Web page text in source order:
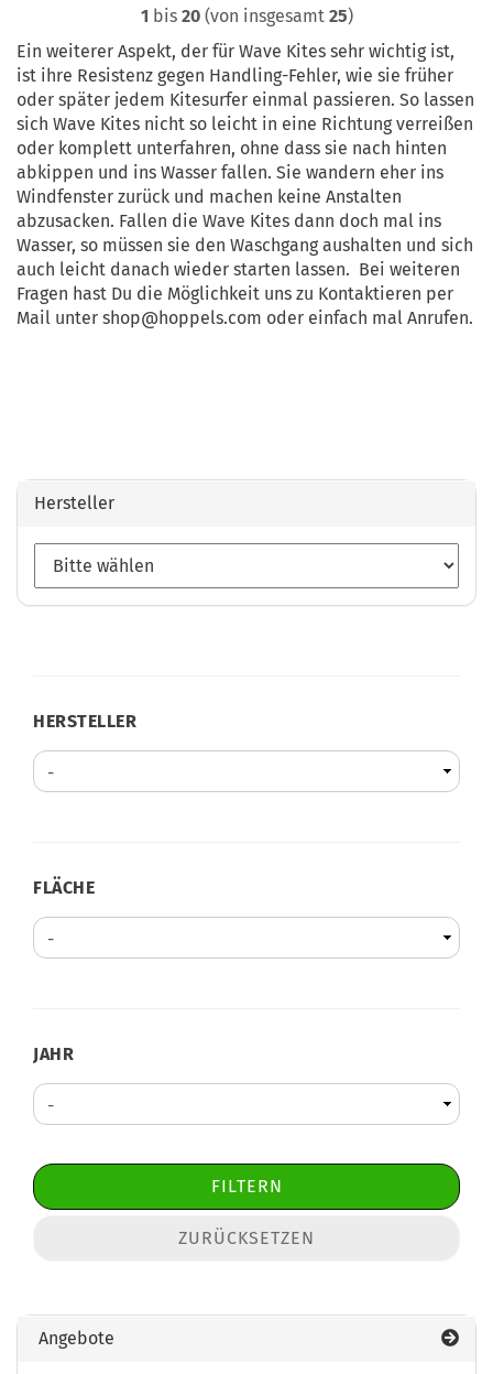
1 bis 20(von insgesamt 25)
Ein weiterer Aspekt, der für Wave Kites sehr wichtig ist,
ist ihre Resistenz gegen Handling-Fehler, wie sie früher
oder später jedem Kitesurfer einmal passieren. So lassen
sich Wave Kites nicht so leicht in eine Richtung verreißen
oder komplett unterfahren, ohne dass sie nach hinten
abkippen und ins Wasser fallen. Sie wandern eher ins
Windfenster zurück und machen keine Anstalten
abzusacken. Fallen die Wave Kites dann doch mal ins
Wasser, so müssen sie den Waschgang aushalten und sich
auch leicht danach wieder starten lassen. Bei weiteren
Fragen hast Du die Möglichkeit uns zu Kontaktieren per
Mail unter shop@hoppels.com oder einfach mal Anrufen.
Hersteller
HERSTELLER
HERSTELLER
FLÄCHE
FLÄCHE
JAHR
JAHR
FILTERN
ZURÜCKSETZEN
Angebote